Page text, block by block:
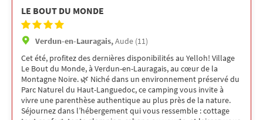
LE BOUT DU MONDE
Verdun-en-Lauragais,Aude (11)
Cet été, profitez des dernières disponibilités au Yelloh! Village
Le Bout du Monde, à Verdun-en-Lauragais, au cœur de la
Montagne Noire. 🌿 Niché dans un environnement préservé du
Parc Naturel du Haut-Languedoc, ce camping vous invite à
vivre une parenthèse authentique au plus près de la nature.
Séjournez dans l’hébergement qui vous ressemble : cottage